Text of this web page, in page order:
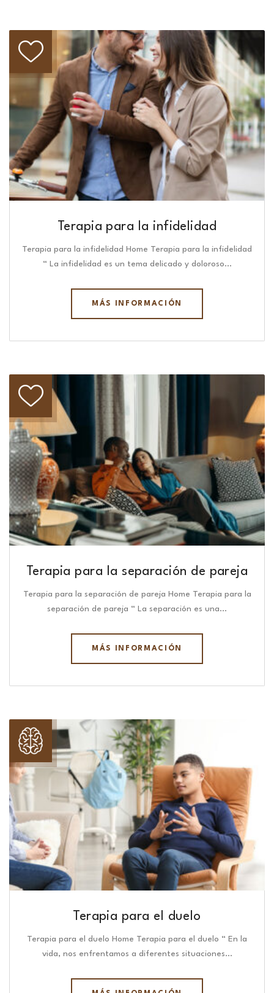
Terapia para la infidelidad
Terapia para la infidelidad Home Terapia para la infidelidad
“ La infidelidad es un tema delicado y doloroso…
MÁS INFORMACIÓN
Terapia para la separación de pareja
Terapia para la separación de pareja Home Terapia para la
separación de pareja “ La separación es una…
MÁS INFORMACIÓN
Terapia para el duelo
Terapia para el duelo Home Terapia para el duelo “ En la
vida, nos enfrentamos a diferentes situaciones…